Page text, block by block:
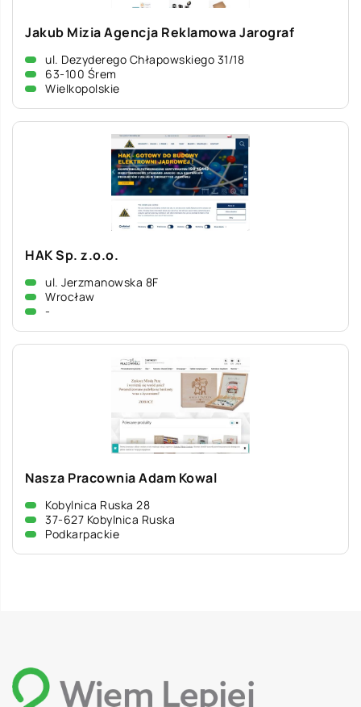
Jakub Mizia Agencja Reklamowa Jarograf
ul. Dezyderego Chłapowskiego 31/18
63-100 Śrem
Wielkopolskie
HAK Sp. z.o.o.
ul. Jerzmanowska 8F
Wrocław
-
Nasza Pracownia Adam Kowal
Kobylnica Ruska 28
37-627 Kobylnica Ruska
Podkarpackie